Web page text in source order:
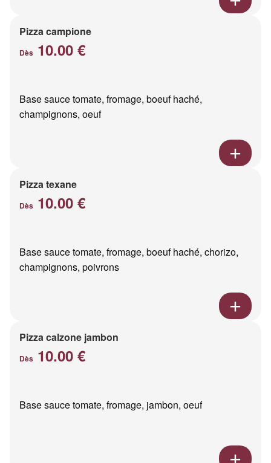
Pizza campione
Dès 10.00 €
Base sauce tomate, fromage, boeuf haché,
champignons, oeuf
Pizza texane
Dès 10.00 €
Base sauce tomate, fromage, boeuf haché, chorizo,
champignons, poivrons
Pizza calzone jambon
Dès 10.00 €
Base sauce tomate, fromage, jambon, oeuf